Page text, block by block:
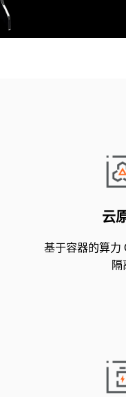
云
基于容器的算力
隔